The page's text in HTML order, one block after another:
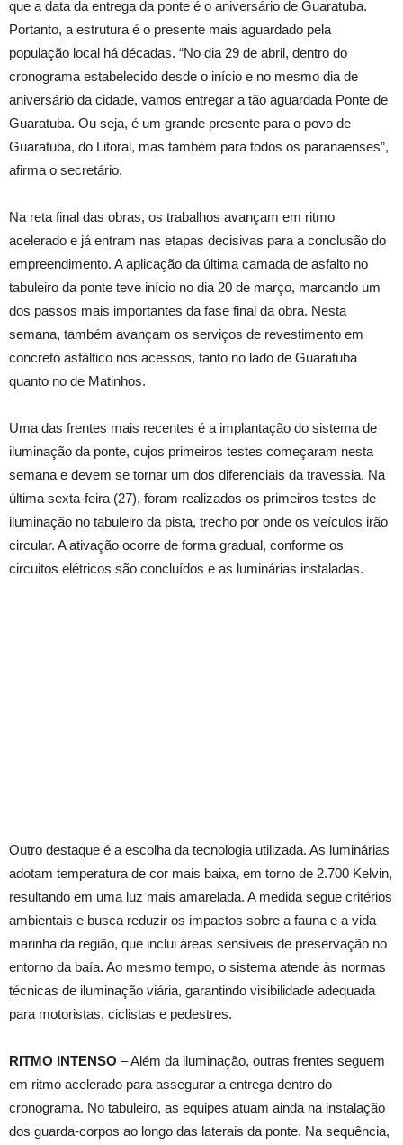
que a data da entrega da ponte é o aniversário de Guaratuba.
Portanto, a estrutura é o presente mais aguardado pela
população local há décadas. “No dia 29 de abril, dentro do
cronograma estabelecido desde o início e no mesmo dia de
aniversário da cidade, vamos entregar a tão aguardada Ponte de
Guaratuba. Ou seja, é um grande presente para o povo de
Guaratuba, do Litoral, mas também para todos os paranaenses”,
afirma o secretário.
Na reta final das obras, os trabalhos avançam em ritmo
acelerado e já entram nas etapas decisivas para a conclusão do
empreendimento. A aplicação da última camada de asfalto no
tabuleiro da ponte teve início no dia 20 de março, marcando um
dos passos mais importantes da fase final da obra. Nesta
semana, também avançam os serviços de revestimento em
concreto asfáltico nos acessos, tanto no lado de Guaratuba
quanto no de Matinhos.
Uma das frentes mais recentes é a implantação do sistema de
iluminação da ponte, cujos primeiros testes começaram nesta
semana e devem se tornar um dos diferenciais da travessia. Na
última sexta-feira (27), foram realizados os primeiros testes de
iluminação no tabuleiro da pista, trecho por onde os veículos irão
circular. A ativação ocorre de forma gradual, conforme os
circuitos elétricos são concluídos e as luminárias instaladas.
Outro destaque é a escolha da tecnologia utilizada. As luminárias
adotam temperatura de cor mais baixa, em torno de 2.700 Kelvin,
resultando em uma luz mais amarelada. A medida segue critérios
ambientais e busca reduzir os impactos sobre a fauna e a vida
marinha da região, que inclui áreas sensíveis de preservação no
entorno da baía. Ao mesmo tempo, o sistema atende às normas
técnicas de iluminação viária, garantindo visibilidade adequada
para motoristas, ciclistas e pedestres.
RITMO INTENSO – Além da iluminação, outras frentes seguem
em ritmo acelerado para assegurar a entrega dentro do
cronograma. No tabuleiro, as equipes atuam ainda na instalação
dos guarda-corpos ao longo das laterais da ponte. Na sequência,